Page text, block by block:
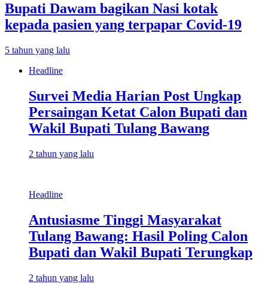
Bupati Dawam bagikan Nasi kotak
kepada pasien yang terpapar Covid-19
5 tahun yang lalu
Headline
Survei Media Harian Post Ungkap
Persaingan Ketat Calon Bupati dan
Wakil Bupati Tulang Bawang
2 tahun yang lalu
Headline
Antusiasme Tinggi Masyarakat
Tulang Bawang: Hasil Poling Calon
Bupati dan Wakil Bupati Terungkap
2 tahun yang lalu